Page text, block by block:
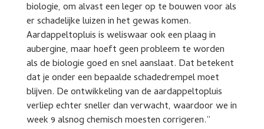
biologie, om alvast een leger op te bouwen voor als
er schadelijke luizen in het gewas komen.
Aardappeltopluis is weliswaar ook een plaag in
aubergine, maar hoeft geen probleem te worden
als de biologie goed en snel aanslaat. Dat betekent
dat je onder een bepaalde schadedrempel moet
blijven. De ontwikkeling van de aardappeltopluis
verliep echter sneller dan verwacht, waardoor we in
week 9 alsnog chemisch moesten corrigeren.”